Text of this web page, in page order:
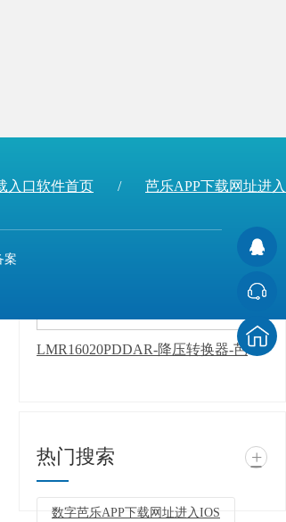
LMR16020PDDAR-降压转换器-芭乐APP下载网址进入IOS
热门搜索 +
数字芭乐APP下载网址进入IOS
入口软件首页 / 芭乐APP下载网址进
案